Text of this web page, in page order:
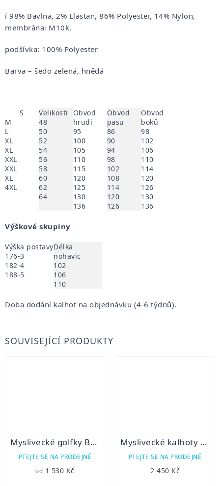
í 98% Bavlna, 2% Elastan, 86% Polyester, 14% Nylon,
membrána: M10k,
podšívka: 100% Polyester
Barva – šedo zelená, hnědá
S
M
L
XL
XL
XXL
XXL
XL
4XL
Velikosti
48
50
52
54
56
58
60
62
64
Obvod
hrudi
95
100
105
110
115
120
125
130
136
Obvod
pasu
86
90
94
98
102
108
114
120
126
Obvod
boků
98
102
106
110
114
120
126
130
136
Výškové skupiny
Výška postavy
176-3
182-4
188-5
Délka
nohavic
102
106
110
Doba dodání kalhot na objednávku (4-6 týdnů).
SOUVISEJÍCÍ PRODUKTY
Myslivecké golfky BRUEX 2
PTEJTE SE NA PRODEJNĚ
od 1 530 Kč
Myslivecké kalhoty Boričeli 20
PTEJTE SE NA PRODEJNĚ
2 450 Kč